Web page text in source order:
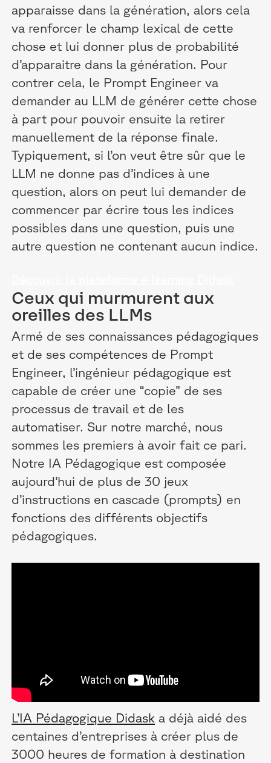
apparaisse dans la génération, alors cela
va renforcer le champ lexical de cette
chose et lui donner plus de probabilité
d’apparaitre dans la génération. Pour
contrer cela, le Prompt Engineer va
demander au LLM de générer cette chose
à part pour pouvoir ensuite la retirer
manuellement de la réponse finale.
Typiquement, si l’on veut être sûr que le
LLM ne donne pas d’indices à une
question, alors on peut lui demander de
commencer par écrire tous les indices
possibles dans une question, puis une
autre question ne contenant aucun indice.
Ceux qui murmurent aux
oreilles des LLMs
Armé de ses connaissances pédagogiques
et de ses compétences de Prompt
Engineer, l’ingénieur pédagogique est
capable de créer une “copie” de ses
processus de travail et de les
automatiser. Sur notre marché, nous
sommes les premiers à avoir fait ce pari.
Notre IA Pédagogique est composée
aujourd’hui de plus de 30 jeux
d’instructions en cascade (prompts) en
fonctions des différents objectifs
pédagogiques.
L’IA Pédagogique Didask a déjà aidé des
centaines d’entreprises à créer plus de
3000 heures de formation à destination